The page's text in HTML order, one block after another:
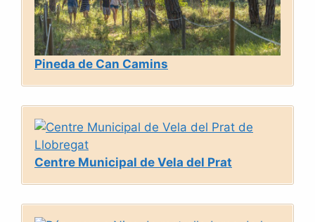
Pineda de Can Camins
Centre Municipal de Vela del Prat